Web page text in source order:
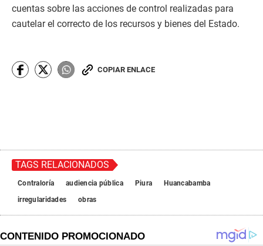
cuentas sobre las acciones de control realizadas para
cautelar el correcto de los recursos y bienes del Estado.
COPIAR ENLACE
TAGS RELACIONADOS
Contraloría audiencia pública Piura
Huancabamba
irregularidades
obras